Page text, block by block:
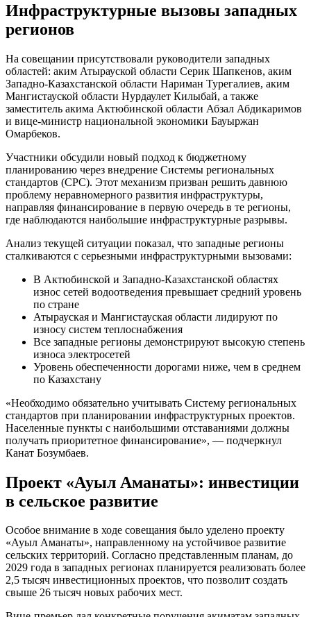
Инфраструктурные вызовы западных
регионов
На совещании присутствовали руководители западных
областей: аким Атырауской области Серик Шапкенов, аким
Западно-Казахстанской области Нариман Турегалиев, аким
Мангистауской области Нурдаулет Килыбай, а также
заместитель акима Актюбинской области Абзал Абдикаримов
и вице-министр национальной экономики Бауыржан
Омарбеков.
Участники обсудили новый подход к бюджетному
планированию через внедрение Системы региональных
стандартов (СРС). Этот механизм призван решить давнюю
проблему неравномерного развития инфраструктуры,
направляя финансирование в первую очередь в те регионы,
где наблюдаются наибольшие инфраструктурные разрывы.
Анализ текущей ситуации показал, что западные регионы
сталкиваются с серьезными инфраструктурными вызовами:
В Актюбинской и Западно-Казахстанской областях
износ сетей водоотведения превышает средний уровень
по стране
Атырауская и Мангистауская области лидируют по
износу систем теплоснабжения
Все западные регионы демонстрируют высокую степень
износа электросетей
Уровень обеспеченности дорогами ниже, чем в среднем
по Казахстану
«Необходимо обязательно учитывать Систему региональных
стандартов при планировании инфраструктурных проектов.
Населенные пункты с наибольшими отставаниями должны
получать приоритетное финансирование», — подчеркнул
Канат Бозумбаев.
Проект «Ауыл Аманаты»: инвестиции
в сельское развитие
Особое внимание в ходе совещания было уделено проекту
«Ауыл Аманаты», направленному на устойчивое развитие
сельских территорий. Согласно представленным планам, до
2029 года в западных регионах планируется реализовать более
2,5 тысяч инвестиционных проектов, что позволит создать
свыше 26 тысяч новых рабочих мест.